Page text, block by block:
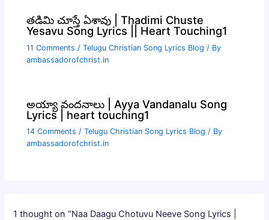
తడిమి చూస్తే ఏశావు | Thadimi Chuste
Yesavu Song Lyrics || Heart Touching1
11 Comments /Telugu Christian Song Lyrics Blog / By
ambassadorofchrist.in
అయ్యా వందనాలు | Ayya Vandanalu Song
Lyrics | heart touching1
14 Comments /Telugu Christian Song Lyrics Blog / By
ambassadorofchrist.in
1 thought on “Naa Daagu Chotuvu Neeve Song Lyrics |